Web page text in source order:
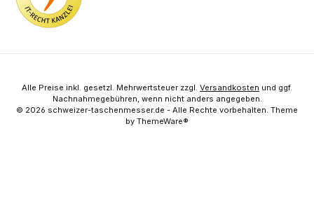
Alle Preise inkl. gesetzl. Mehrwertsteuer zzgl. Versandkosten und ggf.
Nachnahmegebühren, wenn nicht anders angegeben.
© 2026 schweizer-taschenmesser.de - Alle Rechte vorbehalten. Theme
by ThemeWare®